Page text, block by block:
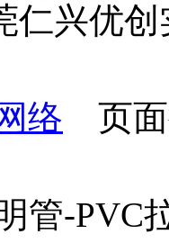
仁兴优
络 页面
管-PVC